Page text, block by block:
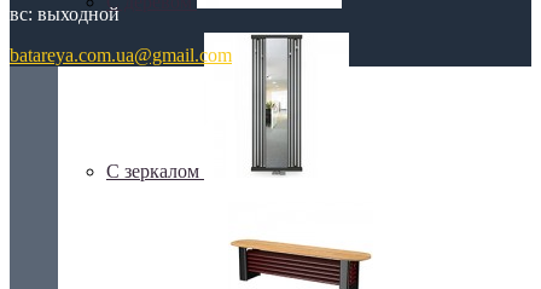
С зеркалом
вс: выходной
batareya.com.ua@gmail.com